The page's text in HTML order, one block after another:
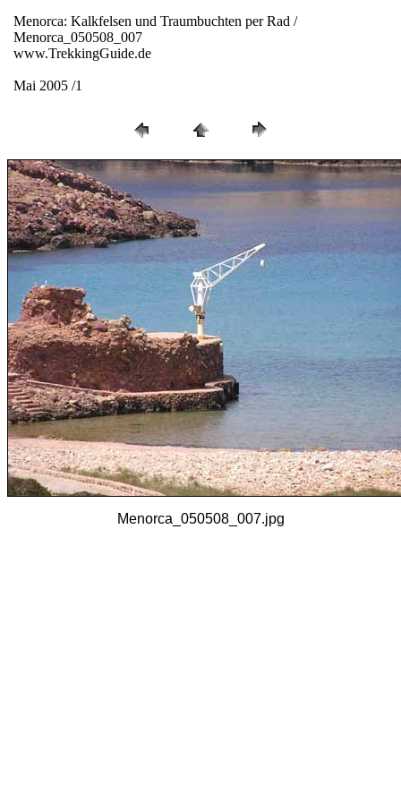
Menorca: Kalkfelsen und Traumbuchten per Rad /
Menorca_050508_007
www.TrekkingGuide.de
Mai 2005 /1
Menorca_050508_007.jpg